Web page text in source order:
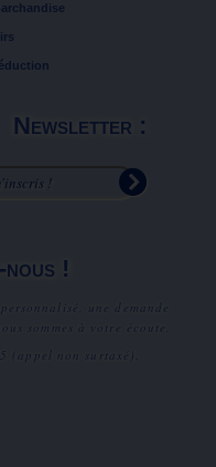
Newsletter :
!
une demande
sommes à votre écoute.
(appel non surtaxé).